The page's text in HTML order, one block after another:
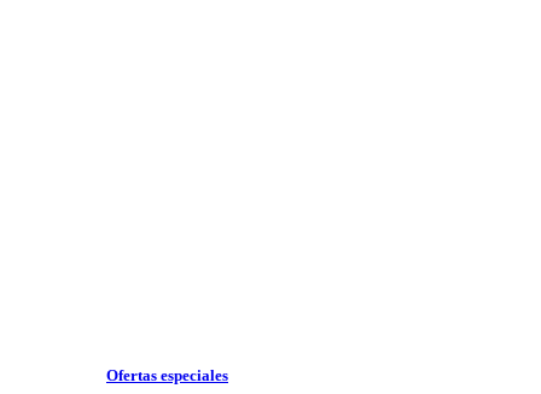
Ofertas especiales